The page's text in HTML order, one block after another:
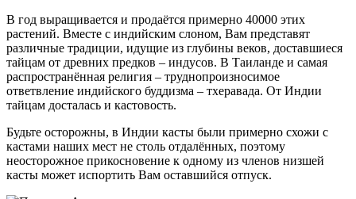
В год выращивается и продаётся примерно 40000 этих
растений. Вместе с индийским слоном, Вам представят
различные традиции, идущие из глубины веков, доставшиеся
тайцам от древних предков – индусов. В Таиланде и самая
распространённая религия – труднопроизносимое
ответвление индийского буддизма – тхеравада. От Индии
тайцам досталась и кастовость.
Будьте осторожны, в Индии касты были примерно схожи с
кастами наших мест не столь отдалённых, поэтому
неосторожное прикосновение к одному из членов низшей
касты может испортить Вам оставшийся отпуск.